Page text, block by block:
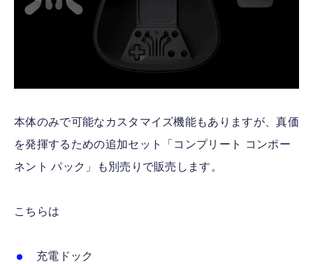
本体のみで可能なカスタマイズ機能もありますが、真価
を発揮するための追加セット「コンプリート コンポー
ネント パック」も別売りで販売します。
こちらは
充電ドック